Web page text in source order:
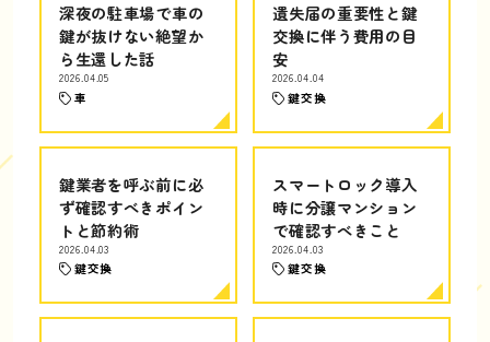
深夜の駐車場で車の
鍵が抜けない絶望か
ら生還した話
2026.04.05
車
遺失届の重要性と鍵
交換に伴う費用の目
安
2026.04.04
鍵交換
鍵業者を呼ぶ前に必
ず確認すべきポイン
トと節約術
2026.04.03
鍵交換
スマートロック導入
時に分譲マンション
で確認すべきこと
2026.04.03
鍵交換